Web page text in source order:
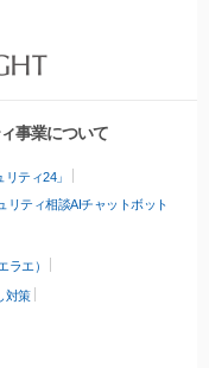
事業について
ティ24」
リティ相談AIチャットボット
エ）
対策